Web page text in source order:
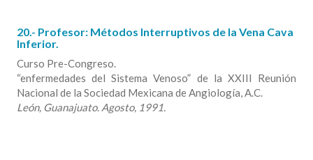
20.- Profesor: Métodos Interruptivos de la Vena Cava
Inferior.
Curso Pre-Congreso.
“enfermedades del Sistema Venoso” de la XXIII Reunión
Nacional de la Sociedad Mexicana de Angiología, A.C.
León, Guanajuato. Agosto, 1991.